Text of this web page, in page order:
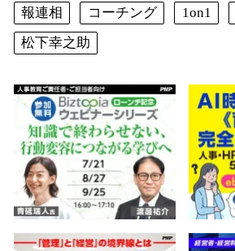
報連相
コーチング 1on1
松下幸之助